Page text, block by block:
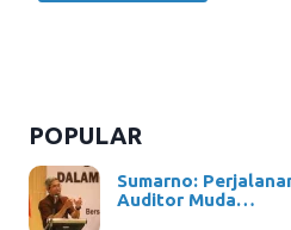
POPULAR
Sumarno:
Auditor Muda…